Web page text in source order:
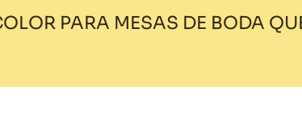
PARA MESAS DE BODA